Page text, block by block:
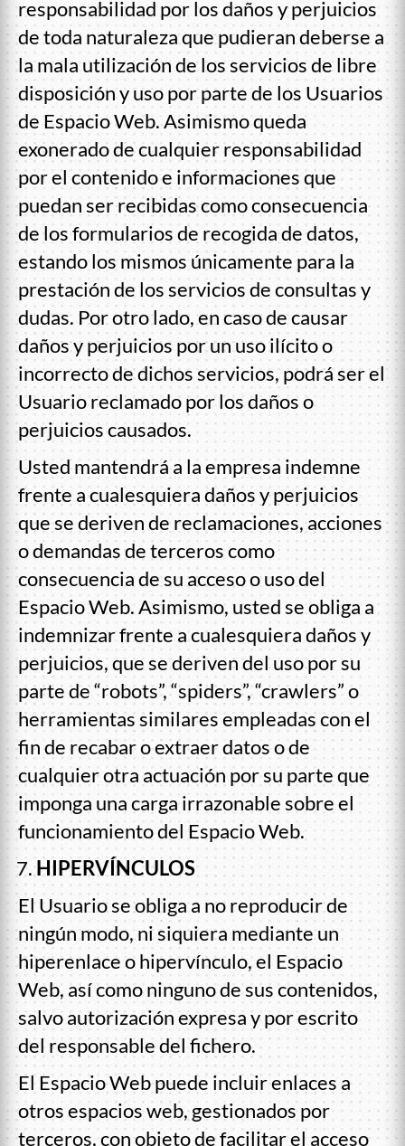
responsabilidad por los daños y perjuicios
de toda naturaleza que pudieran deberse a
la mala utilización de los servicios de libre
disposición y uso por parte de los Usuarios
de Espacio Web. Asimismo queda
exonerado de cualquier responsabilidad
por el contenido e informaciones que
puedan ser recibidas como consecuencia
de los formularios de recogida de datos,
estando los mismos únicamente para la
prestación de los servicios de consultas y
dudas. Por otro lado, en caso de causar
daños y perjuicios por un uso ilícito o
incorrecto de dichos servicios, podrá ser el
Usuario reclamado por los daños o
perjuicios causados.
Usted mantendrá a la empresa indemne
frente a cualesquiera daños y perjuicios
que se deriven de reclamaciones, acciones
o demandas de terceros como
consecuencia de su acceso o uso del
Espacio Web. Asimismo, usted se obliga a
indemnizar frente a cualesquiera daños y
perjuicios, que se deriven del uso por su
parte de “robots”, “spiders”, “crawlers” o
herramientas similares empleadas con el
fin de recabar o extraer datos o de
cualquier otra actuación por su parte que
imponga una carga irrazonable sobre el
funcionamiento del Espacio Web.
HIPERVÍNCULOS
El Usuario se obliga a no reproducir de
ningún modo, ni siquiera mediante un
hiperenlace o hipervínculo, el Espacio
Web, así como ninguno de sus contenidos,
salvo autorización expresa y por escrito
del responsable del fichero.
El Espacio Web puede incluir enlaces a
otros espacios web, gestionados por
terceros, con objeto de facilitar el acceso